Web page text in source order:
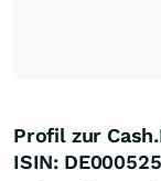
Profil zur
ISIN: